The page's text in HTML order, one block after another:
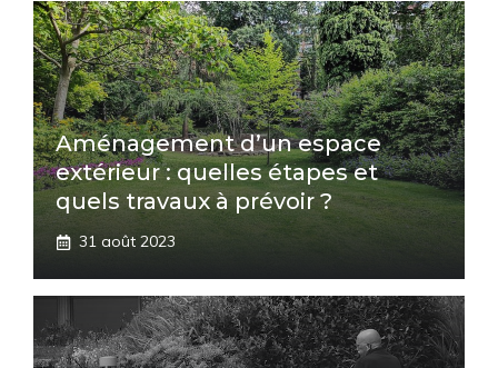
Aménagement d’un espace
extérieur : quelles étapes et
quels travaux à prévoir ?
31 août 2023